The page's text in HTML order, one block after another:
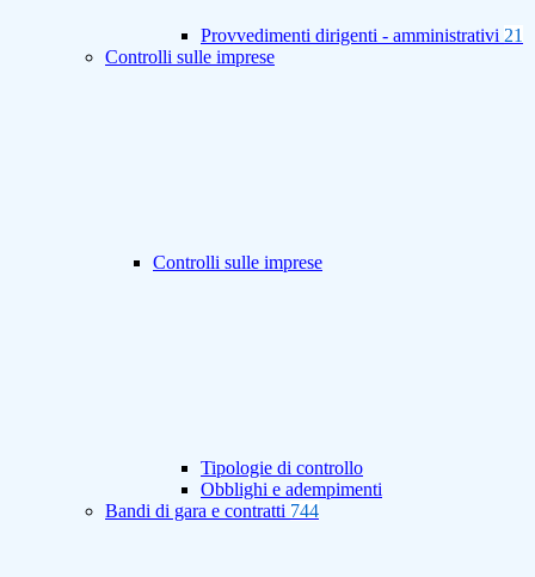
Provvedimenti dirigenti - amministrativi 21
Controlli sulle imprese
Controlli sulle imprese
Tipologie di controllo
Obblighi e adempimenti
Bandi di gara e contratti 744